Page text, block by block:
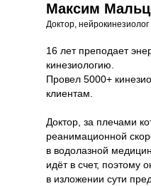
Максим
Доктор, нейрокинезиолог
16 лет преподает
кинезиологию.
Провел 5000+
клиентам.
Доктор, за плечами
реанимационной
в водолазной
идёт в счет, поэтому
в изложении сути